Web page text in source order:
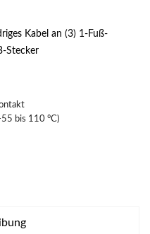
Kabel an (3) 1-Fuß-
Stecker
bis 110 °C)